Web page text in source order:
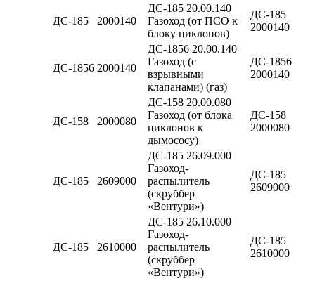
ДС-185 2000140
ДС-185 20.00.140
Газоход (от ПСО к
блоку циклонов)
ДС-185
2000140
ДС-1856 2000140
ДС-1856 20.00.140
Газоход (с
взрывными
клапанами) (газ)
ДС-1856
2000140
ДС-158 2000080
ДС-158 20.00.080
Газоход (от блока
циклонов к
дымососу)
ДС-158
2000080
ДС-185 2609000
ДС-185 26.09.000
Газоход-
распылитель
(скруббер
«Вентури»)
ДС-185
2609000
ДС-185 2610000
ДС-185 26.10.000
Газоход-
распылитель
(скруббер
«Вентури»)
ДС-185
2610000